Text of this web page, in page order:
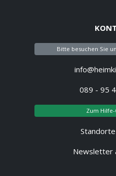
Bitte besuchen Sie
089 - 95
Zum
Newsletter